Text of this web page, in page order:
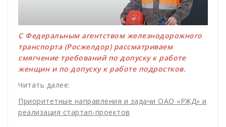
С Федеральным агентством железнодорожного
транспорта (Росжелдор) рассматриваем
смягчение требований по допуску к работе
женщин и по допуску к работе подростков.
Читать далее:
Приоритетные направления и задачи ОАО «РЖД» и
реализация стартап-проектов